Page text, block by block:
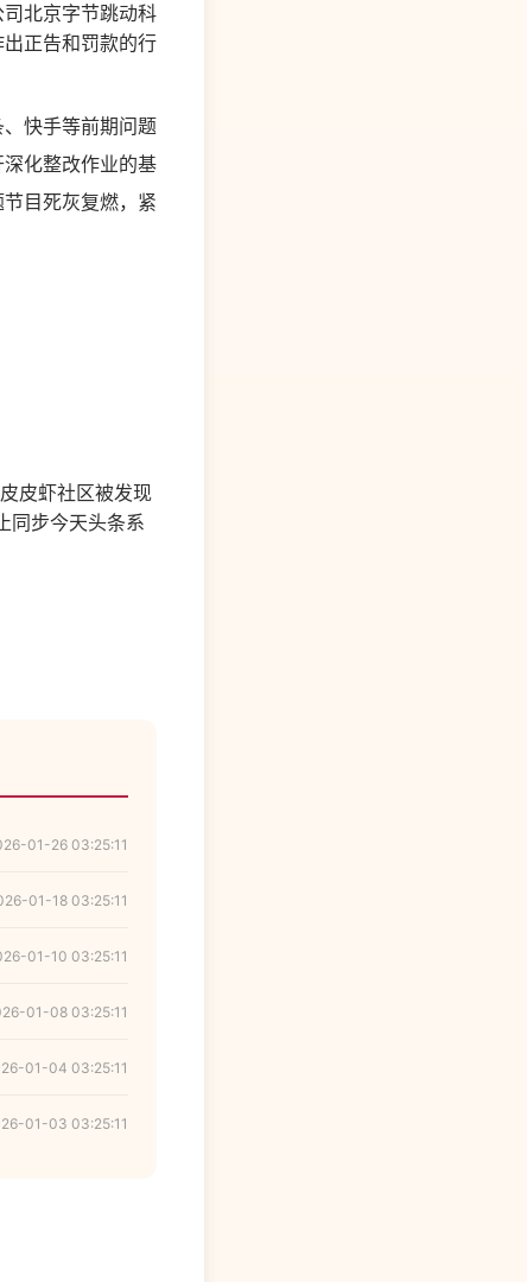
北京字节跳动科
正告和罚款的行
快手等前期问题
化整改作业的基
目死灰复燃，紧
皮虾社区被发现
同步今天头条系
01-26 03:25:11
01-18 03:25:11
01-10 03:25:11
01-08 03:25:11
01-04 03:25:11
01-03 03:25:11